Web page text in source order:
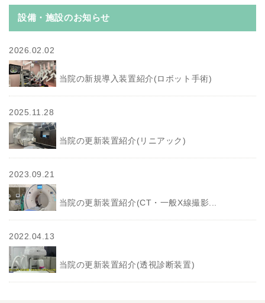
設備・施設のお知らせ
2026.02.02
当院の新規導入装置紹介(ロボット手術)
2025.11.28
当院の更新装置紹介(リニアック)
2023.09.21
当院の更新装置紹介(CT・一般X線撮影...
2022.04.13
当院の更新装置紹介(透視診断装置)